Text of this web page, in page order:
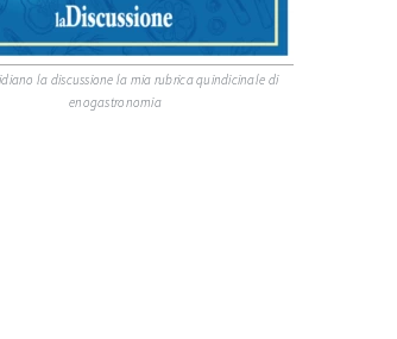
la discussione la mia rubrica quindicinale di
enogastronomia